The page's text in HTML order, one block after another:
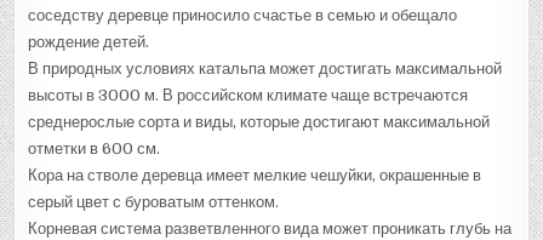
соседству деревце приносило счастье в семью и обещало
рождение детей.
В природных условиях катальпа может достигать максимальной
высоты в 3000 м. В российском климате чаще встречаются
среднерослые сорта и виды, которые достигают максимальной
отметки в 600 см.
Кора на стволе деревца имеет мелкие чешуйки, окрашенные в
серый цвет с буроватым оттенком.
Корневая система разветвленного вида может проникать глубь на